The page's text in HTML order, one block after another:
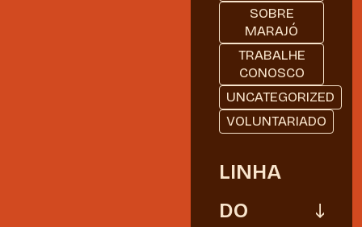
SOBRE
MARAJÓ
TRABALHE
CONOSCO
UNCATEGORIZED
VOLUNTARIADO
LINHA
DO